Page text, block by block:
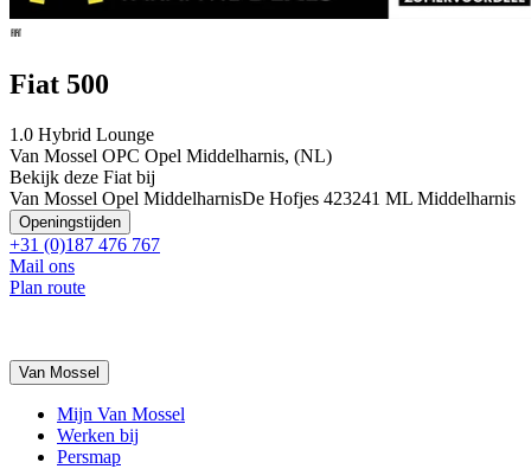
Fiat 500
1.0 Hybrid Lounge
Van Mossel OPC Opel Middelharnis, (NL)
Bekijk deze Fiat bij
Van Mossel Opel MiddelharnisDe Hofjes 423241 ML Middelharnis
Openingstijden
+31 (0)187 476 767
Mail ons
Plan route
Van Mossel
Mijn Van Mossel
Werken bij
Persmap